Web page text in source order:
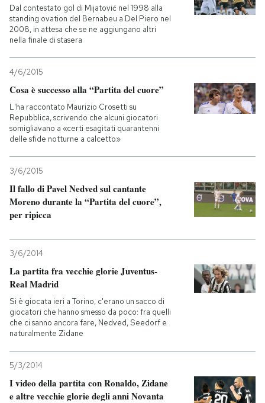
NEWSLETTER
I MIEI PREFERITI
CALENDARIO
Entra
Dal contestato gol di Mijatović nel 1998 alla
standing ovation del Bernabeu a Del Piero nel
2008, in attesa che se ne aggiungano altri
nella finale di stasera
4/6/2015
Cosa è successo alla “Partita del cuore”
L'ha raccontato Maurizio Crosetti su
Repubblica, scrivendo che alcuni giocatori
somigliavano a «certi esagitati quarantenni
delle sfide notturne a calcetto»
3/6/2015
Il fallo di Pavel Nedved sul cantante
Moreno durante la “Partita del cuore”,
per ripicca
3/6/2014
La partita fra vecchie glorie Juventus-
Real Madrid
Si è giocata ieri a Torino, c'erano un sacco di
giocatori che hanno smesso da poco: fra quelli
che ci sanno ancora fare, Nedved, Seedorf e
naturalmente Zidane
5/3/2014
I video della partita con Ronaldo, Zidane
e altre vecchie glorie degli anni Novanta